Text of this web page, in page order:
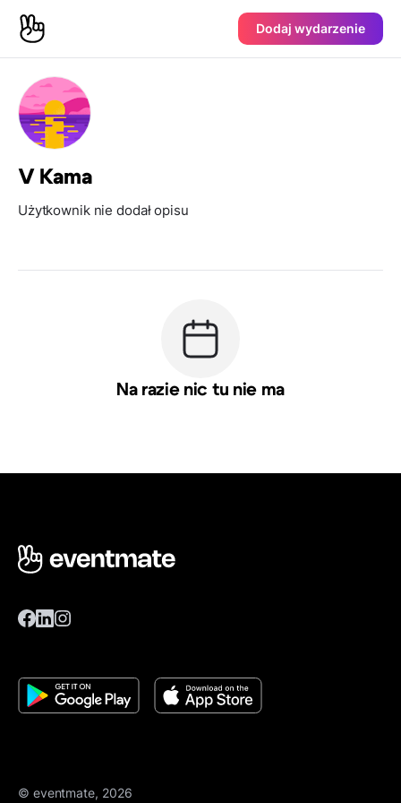
Dodaj wydarzenie
V Kama
Użytkownik nie dodał opisu
Na razie nic tu nie ma
© eventmate, 2026